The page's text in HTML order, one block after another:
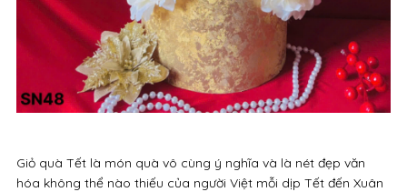
Giỏ quà Tết là món quà vô cùng ý nghĩa và là nét đẹp văn
hóa không thể nào thiếu của người Việt mỗi dịp Tết đến Xuân